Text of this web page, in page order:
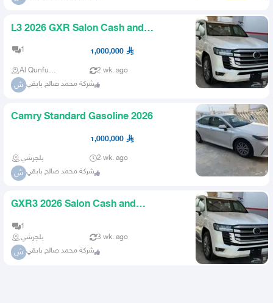
L3 2026 GXR Salon Cash and
Installments
1 1,000,000
Al Qunfudhah 2 wk. ago
ش شركة محمد صالح بابقي
Camry Standard Gasoline 2026
1,000,000
بلجرشي 2 wk. ago
ش شركة محمد صالح بابقي
GXR3 2026 Salon Cash and
1
بلجرشي
3 wk. ago
ش شركة محمد صالح بابقي